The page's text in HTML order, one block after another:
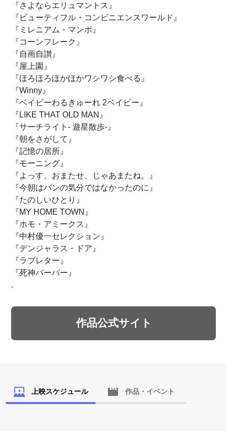
『さよならエリュマントス』
『ビューティフル・コンビニエンスワールド』
『ミレニアム・マンボ』
『コーンフレーク』
『自画自讃』
『屋上園』
『ほろほろほかほかワシワシ食べる』
『Winny』
『ベイビーわるきゅーれ 2ベイビー』
『LIKE THAT OLD MAN』
『サーチライト- 遊星散歩-』
『朝をさがして』
『記憶の居所』
『モーニング』
『よっす、おまたせ、じゃあまたね。』
『今朝はパンの気分ではなかったのに』
『たのしいひとり』
『MY HOME TOWN』
『ホモ・アミークス』
『中村優一セレクション』
『デンジャラス・ドア』
『ラブレター』
『死神バーバー』
.
作品公式サイト
上映スケジュール 作品・イベント